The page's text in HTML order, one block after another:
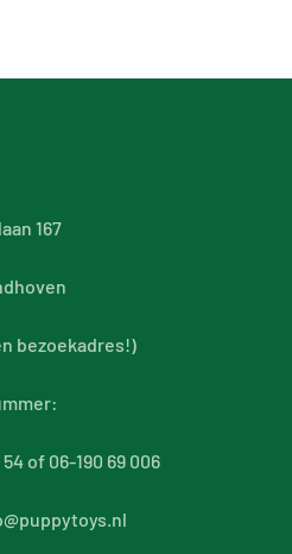
167
bezoekadres!)
of 06-190 69 006